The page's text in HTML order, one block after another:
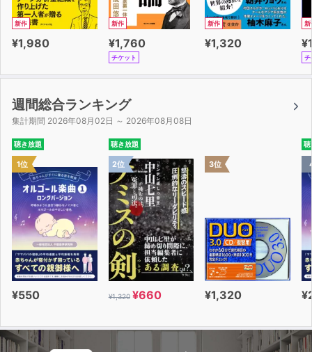
新作
¥1,980
新作
¥1,760
チケット
新作
¥1,320
新
チ
週間総合ランキング
集計期間 2026年08月02日 ～ 2026年08月08日
聴き放題
1位
¥550
聴き放題
2位
¥1,320 ¥660
3位
¥1,320
聴